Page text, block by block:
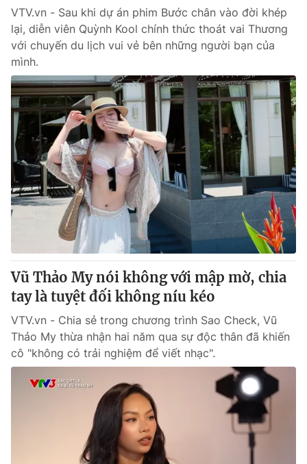
VTV.vn - Sau khi dự án phim Bước chân vào đời khép
lại, diễn viên Quỳnh Kool chính thức thoát vai Thương
với chuyến du lịch vui vẻ bên những người bạn của
mình.
Vũ Thảo My nói không với mập mờ, chia
tay là tuyệt đối không níu kéo
VTV.vn - Chia sẻ trong chương trình Sao Check, Vũ
Thảo My thừa nhận hai năm qua sự độc thân đã khiến
cô "không có trải nghiệm để viết nhạc".